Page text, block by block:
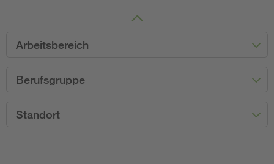
Arbeitsbereich
Berufsgruppe
Standort